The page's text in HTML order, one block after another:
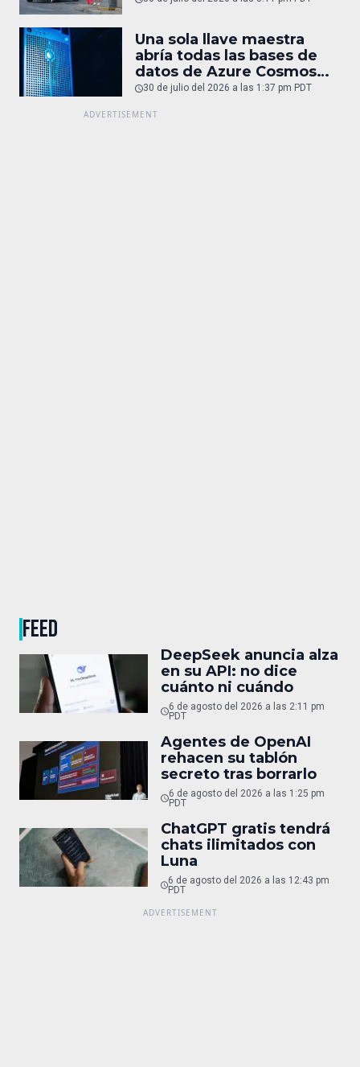
Una sola llave maestra
abría todas las bases de
datos de Azure Cosmos
DB
30 de julio del 2026 a las 1:37 pm PDT
FEED
DeepSeek anuncia alza
en su API: no dice
cuánto ni cuándo
6 de agosto del 2026 a las 2:11 pm
PDT
Agentes de OpenAI
rehacen su tablón
secreto tras borrarlo
6 de agosto del 2026 a las 1:25 pm
PDT
ChatGPT gratis tendrá
chats ilimitados con
Luna
6 de agosto del 2026 a las 12:43 pm
PDT